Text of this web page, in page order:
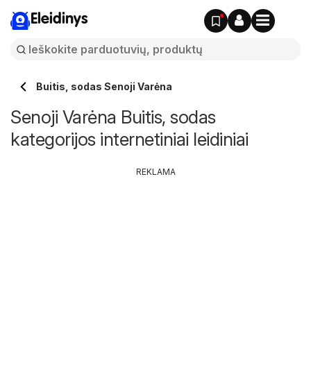
Eleidinys
Buitis, sodas Senoji Varėna
Senoji Varėna Buitis, sodas
kategorijos internetiniai leidiniai
REKLAMA